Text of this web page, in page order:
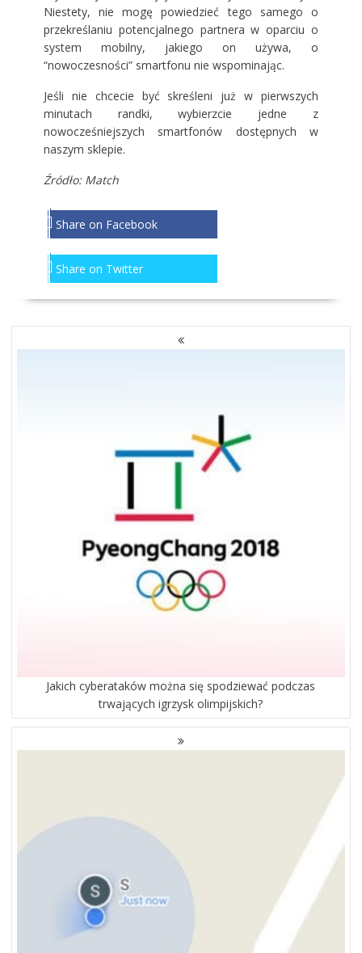
Niestety, nie mogę powiedzieć tego samego o
przekreślaniu potencjalnego partnera w oparciu o
system mobilny, jakiego on używa, o
“nowoczesności” smartfonu nie wspominając.
Jeśli nie chcecie być skreśleni już w pierwszych
minutach randki, wybierzcie jedne z
nowocześniejszych smartfonów dostępnych w
naszym sklepie.
Źródło: Match
Share on Facebook
Share on Twitter
NAWIGACJA
PO
Jakich cyberataków można się spodziewać podczas
trwających igrzysk olimpijskich?